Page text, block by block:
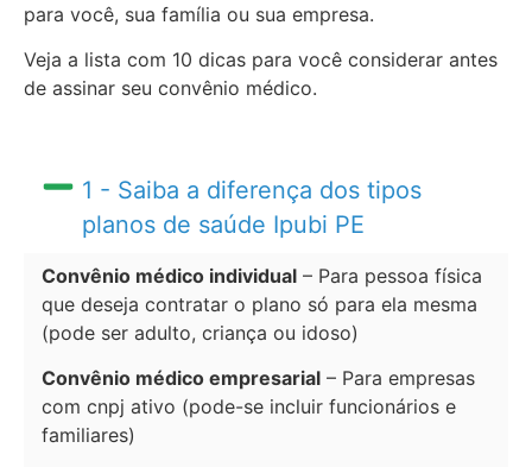
para você, sua família ou sua empresa.
Veja a lista com 10 dicas para você considerar antes
de assinar seu convênio médico.
1 - Saiba a diferença dos tipos
planos de saúde Ipubi PE
Convênio médico individual – Para pessoa física
que deseja contratar o plano só para ela mesma
(pode ser adulto, criança ou idoso)
Convênio médico empresarial – Para empresas
com cnpj ativo (pode-se incluir funcionários e
familiares)